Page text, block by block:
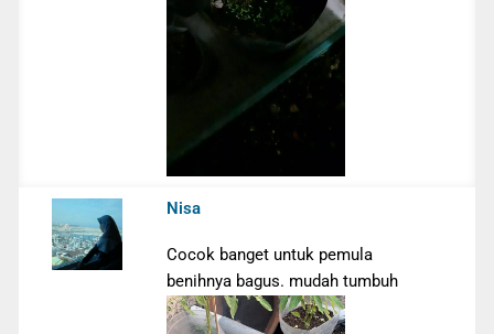
Nisa
Cocok banget untuk pemula
benihnya bagus. mudah tumbuh